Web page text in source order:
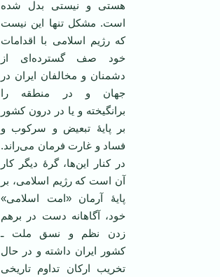
هستی و نیستی بدل شده
است. مشکل تنها این نیست
که رژیم اسلامی با اقدامات
خود صف‌ گسترده‌ای از
دشمنان و مخالفان ایران در
جهان و در منطقه را
برانگیخته و یا در درون کشور
بر پایۀ تبعیض و سرکوب و
فساد و غارت فرمان می‌راند.
در کنار این‌ها، گرۀ دیگر کار
آن است که رژیم اسلامی، بر
پایۀ آرمان «امت اسلامی»
خود، آگاهانه دست در برهم
زدن نظم و نسق ملت ـ
کشور ایران داشته و در حال
تخریب ارکان تداوم تاریخی